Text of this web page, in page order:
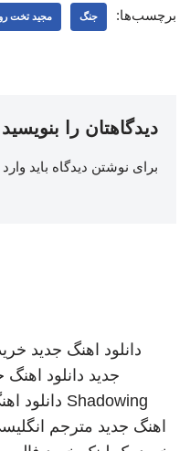
برچسب‌ها: جنگ مجید تخت
دیدگاهتان را بنویسید
برای نوشتن دیدگاه باید
دانلود اهنگ جدید
جدید دانلود اهنگ
Shadowing دانلود
اهنگ جدید مترجم